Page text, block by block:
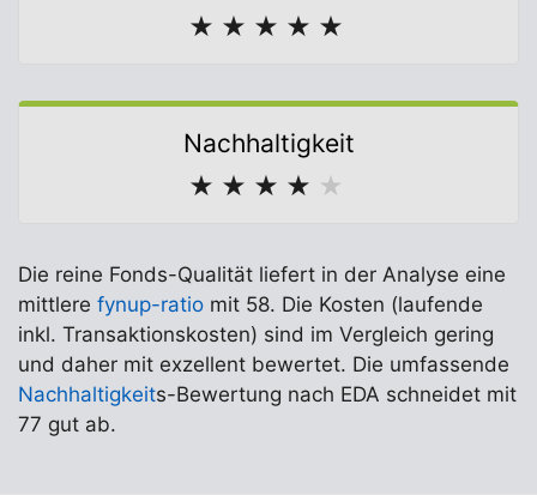
★ ★ ★ ★ ★
Nachhaltigkeit
★ ★ ★ ★ ★
Die reine Fonds-Qualität liefert in der Analyse eine
mittlere fynup-ratio mit 58. Die Kosten (laufende
inkl. Transaktionskosten) sind im Vergleich gering
und daher mit exzellent bewertet. Die umfassende
Nachhaltigkeits-Bewertung nach EDA schneidet mit
77 gut ab.